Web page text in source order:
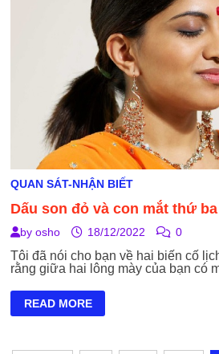
QUAN SÁT-NHẬN BIẾT
Dấu son đỏ và con mắt thứ ba
by osho 18/12/2022 0
Tôi đã nói cho bạn về hai biến cố
rằng giữa hai lông mày của bạn có
DẤU
READ MORE